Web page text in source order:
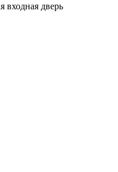
входная дверь